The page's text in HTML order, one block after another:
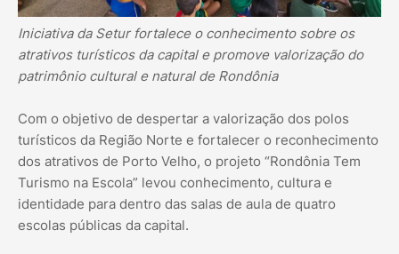
Iniciativa da Setur fortalece o conhecimento sobre os
atrativos turísticos da capital e promove valorização do
patrimônio cultural e natural de Rondônia
Com o objetivo de despertar a valorização dos polos
turísticos da Região Norte e fortalecer o reconhecimento
dos atrativos de Porto Velho, o projeto “Rondônia Tem
Turismo na Escola” levou conhecimento, cultura e
identidade para dentro das salas de aula de quatro
escolas públicas da capital.